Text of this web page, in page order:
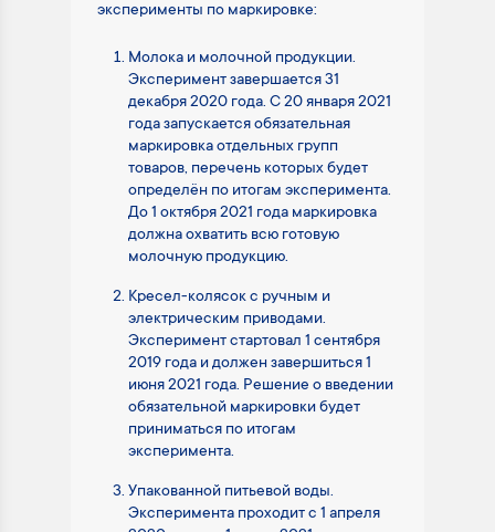
эксперименты по маркировке:
Молока и молочной продукции.
Эксперимент завершается 31
декабря 2020 года. С 20 января 2021
года запускается обязательная
маркировка отдельных групп
товаров, перечень которых будет
определён по итогам эксперимента.
До 1 октября 2021 года маркировка
должна охватить всю готовую
молочную продукцию.
Кресел-колясок с ручным и
электрическим приводами.
Эксперимент стартовал 1 сентября
2019 года и должен завершиться 1
июня 2021 года. Решение о введении
обязательной маркировки будет
приниматься по итогам
эксперимента.
Упакованной питьевой воды.
Эксперимента проходит с 1 апреля